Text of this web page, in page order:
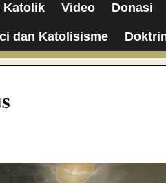
Katolik Video Donasi
dan Katolisisme